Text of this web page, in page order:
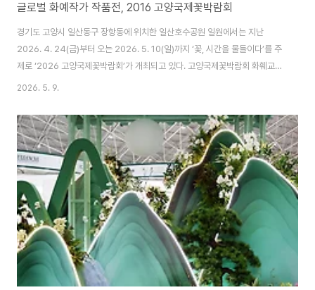
글로벌 화예작가 작품전, 2016 고양국제꽃박람회
경기도 고양시 일산동구 장항동에 위치한 일산호수공원 일원에서는 지난
2026. 4. 24(금)부터 오는 2026. 5. 10(일)까지 ‘꽃, 시간을 물들이다’를 주
제로 ‘2026 고양국제꽃박람회’가 개최되고 있다. 고양국제꽃박람회 화훼교류
관에서 전시하고 있는 '글로벌 화예작가전(플로랄 오디세이)'는 한국의 김종국
세계 정상급 화예 작가들의 예술 세계를 직접 경험할 수 있는 특별 기획전이라
고 한다. 한국의 김종국 작가의 주제 ‘At the Break of Dawn(새벽의 서광)’은
어둠이 물러나고 빛이 스며드는 순간, 순백의 고요함이 차오르고 중심에는 꽃
을 피울 나무줄기로 빛은 거대한 달항아리가 있는 것을 표현하였다고 한다. 작
품은 박..
2026. 5. 9.